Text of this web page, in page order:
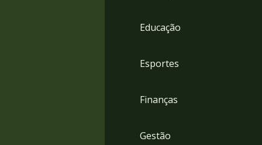
Educação
Esportes
Finanças
Gestão